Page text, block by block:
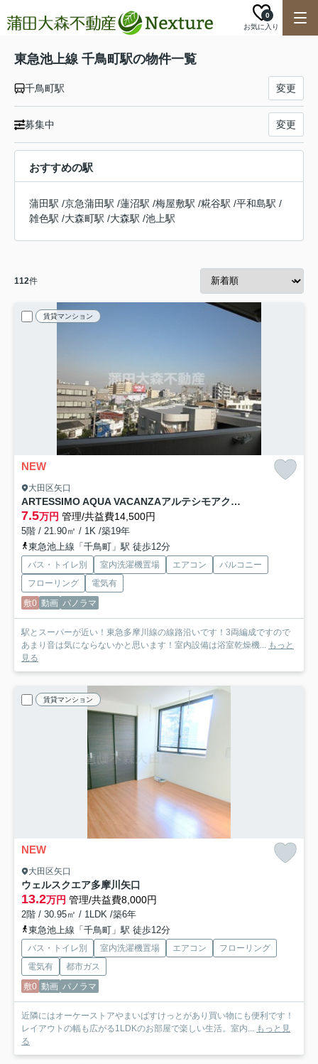
お気に入り
0
東急池上線 千鳥町駅の物件一覧
千鳥町駅 変更
募集中 変更
おすすめの駅
蒲田駅 /京急蒲田駅 /蓮沼駅 /梅屋敷駅 /糀谷駅 /平和島駅 /
雑色駅 /大森町駅 /大森駅 /池上駅
112件
賃貸マンション
NEW
大田区矢口
ARTESSIMO AQUA VACANZAアルテシモアクアヴァカンザ
7.5万円 管理/共益費14,500円
5階 / 21.90㎡ / 1K /築19年
東急池上線「千鳥町」駅 徒歩12分
バス・トイレ別 室内洗濯機置場 エアコン
バルコニー
フローリング
電気有
敷0 動画 パノラマ
駅とスーパーが近い！東急多摩川線の線路沿いです！3両編成ですので
あまり音は気にならないかと思います！室内設備は浴室乾燥機... もっと
見る
賃貸マンション
NEW
大田区矢口
ウェルスクエア多摩川矢口
13.2万円 管理/共益費8,000円
2階 / 30.95㎡ / 1LDK /築6年
東急池上線「千鳥町」駅 徒歩12分
バス・トイレ別 室内洗濯機置場 エアコン
フローリング
電気有
都市ガス
敷0 動画 パノラマ
近隣にはオーケーストアやまいばすけっとがあり買い物にも便利です！
レイアウトの幅も広がる1LDKのお部屋で楽しい生活。室内... もっと見
る